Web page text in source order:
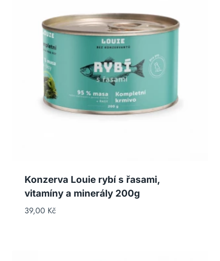
Konzerva Louie rybí s řasami,
vitamíny a minerály 200g
39,00 Kč